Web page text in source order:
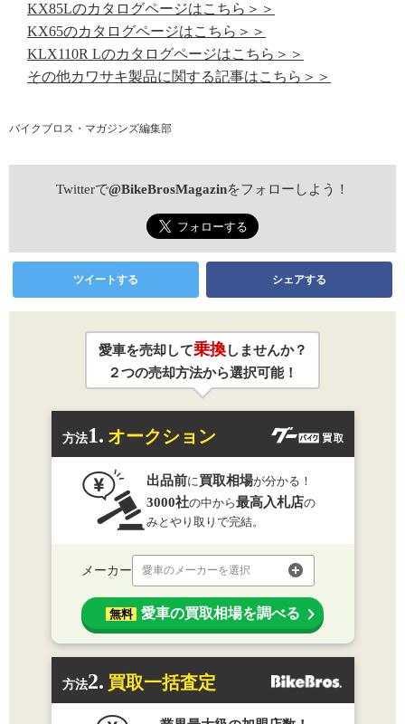
KX85Lのカタログページはこちら＞＞
KX65のカタログページはこちら＞＞
KLX110R Lのカタログページはこちら＞＞
その他カワサキ製品に関する記事はこちら＞＞
バイクブロス・マガジンズ編集部
Twitterで@BikeBrosMagazinをフォローしよう！
ツイートする シェアする
愛車を売却して乗換しませんか？
２つの売却方法から選択可能！
方法1. オークション
出品前に買取相場が分かる！
3000社の中から最高入札店の
みとやり取りで完結。
メーカー 愛車のメーカーを選択
無料 愛車の買取相場を調べる
方法2. 買取一括査定